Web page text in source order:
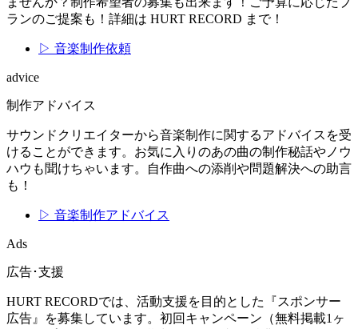
ランのご提案も！詳細は HURT RECORD まで！
▷ 音楽制作依頼
advice
制作アドバイス
サウンドクリエイターから音楽制作に関するアドバイスを受
けることができます。お気に入りのあの曲の制作秘話やノウ
ハウも聞けちゃいます。自作曲への添削や問題解決への助言
も！
▷ 音楽制作アドバイス
Ads
広告･支援
HURT RECORDでは、活動支援を目的とした『スポンサー
広告』を募集しています。初回キャンペーン（無料掲載1ヶ